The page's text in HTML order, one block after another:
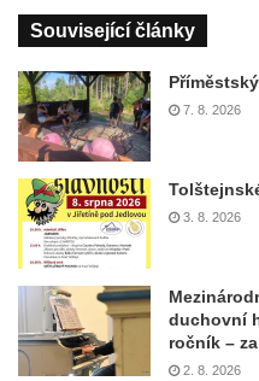
Související články
7. 8. 2026
3. 8. 2026
duchovní
ročník –
2. 8. 2026